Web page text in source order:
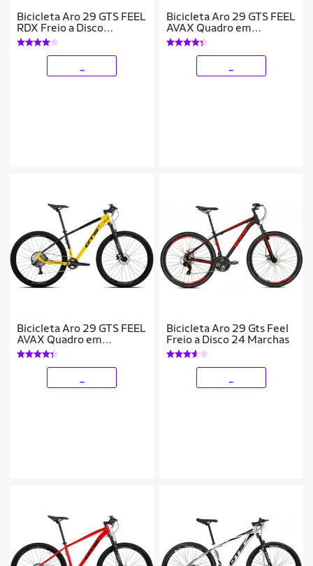
Bicicleta Aro 29 GTS FEEL
RDX Freio a Disco
Hidráulico 24 Marchas
Bicicleta Aro 29 GTS FEEL
AVAX Quadro em
Aluminio 12 Marchas
Freio a Disco Hidráulico
Bicicleta Aro 29 GTS FEEL
AVAX Quadro em
Aluminio 12 Marchas
Freio a Disco Hidráulico
Bicicleta Aro 29 Gts Feel
Freio a Disco 24 Marchas